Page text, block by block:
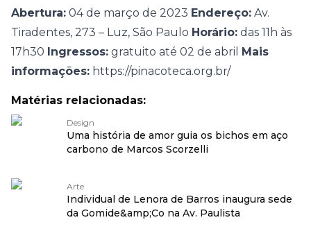
Abertura: 04 de março de 2023 Endereço: Av.
Tiradentes, 273 – Luz, São Paulo Horário: das 11h às
17h30 Ingressos: gratuito até 02 de abril Mais
informações: https://pinacoteca.org.br/
Matérias relacionadas:
Design
Uma história de amor guia os bichos em aço
carbono de Marcos Scorzelli
Arte
Individual de Lenora de Barros inaugura sede
da Gomide&amp;Co na Av. Paulista